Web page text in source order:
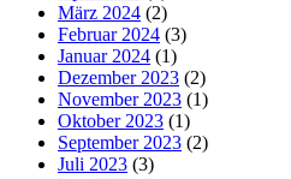
März 2024 (2)
Februar 2024 (3)
Januar 2024 (1)
Dezember 2023 (2)
November 2023 (1)
Oktober 2023 (1)
September 2023 (2)
Juli 2023 (3)